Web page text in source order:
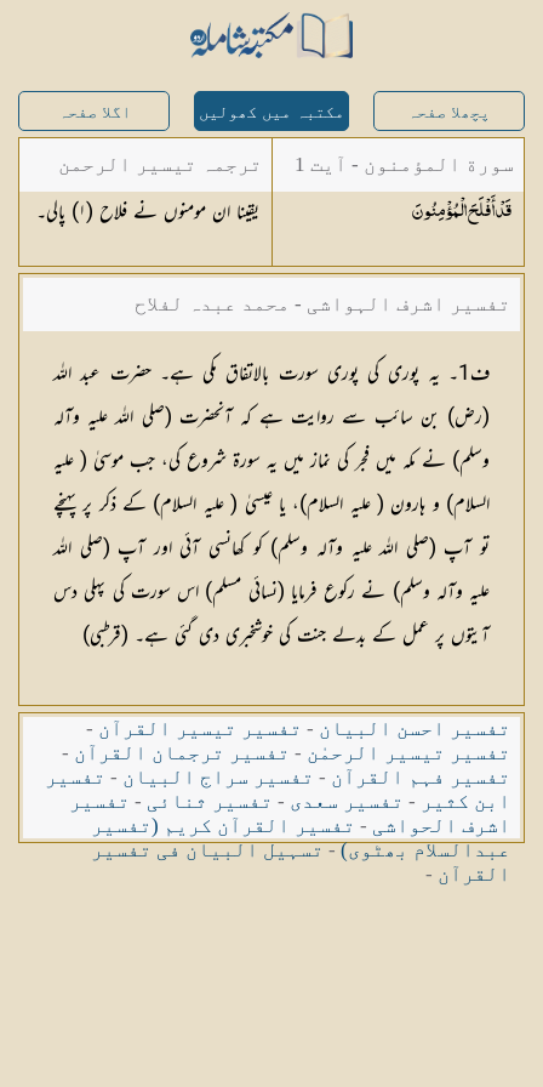
پچھلا صفحہ مکتبہ میں کھولیں اگلا صفحہ
سورة المؤمنون - آیت 1
قَدْ أَفْلَحَالْمُؤْمِنُونَ
ترجمہ تیسیر الرحمن
لبیان القرآن - محمد
لقمان سلفی
یقینا ان مومنوں نے فلاح (١) پالی۔
تفسیر اشرف الہواشی - محمد عبدہ لفلاح
ف1۔ یہ پوری کی پوری سورت بالاتفاق مکی ہے۔ حضرت عبد اللہ
(رض) بن سائب سے روایت ہے کہ آنحضرت (صلی اللہ علیہ وآلہ
وسلم) نے مکہ میں فجر کی نماز میں یہ سورۃ شروع کی، جب موسیٰ ( علیہ
السلام) و ہارون ( علیہ السلام)، یا عیسیٰ ( علیہ السلام) کے ذکر پر پہنچے
تو آپ (صلی اللہ علیہ وآلہ وسلم) کو کھانسی آئی اور آپ (صلی اللہ
علیہ وآلہ وسلم) نے رکوع فرمایا (نسائی مسلم) اس سورت کی پہلی دس
آیتوں پر عمل کے بدلے جنت کی خوشخبری دی گئی ہے۔ (قرطبی)
تفسیر احسن البیان - تفسیر تیسیر القرآن -
تفسیر تیسیر الرحمٰن - تفسیر ترجمان القرآن -
تفسیر فہم القرآن - تفسیر سراج البیان - تفسیر
ابن کثیر - تفسیر سعدی - تفسیر ثنائی - تفسیر
اشرف الحواشی - تفسیر القرآن کریم (تفسیر
عبدالسلام بھٹوی)-تسہیل البیان فی تفسیر
القرآن -